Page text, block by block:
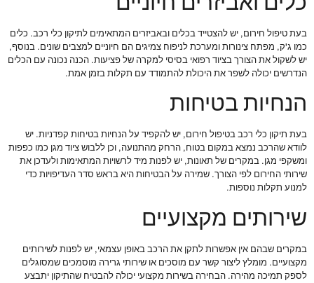
בעת טיפול חירום, יש להצטייד בכלים ובאביזרים המתאימים לתיקון כלי רכב. כלים
כמו ג'ק, מפתח צינורות ומערכת לניפוח צמיגים הם חיוניים למצבים שונים. בנוסף,
יש לשקול את הצורך בציוד רפואי בסיסי למקרה של פציעות. הכנה נכונה עם הכלים
הנדרשים יכולה לשפר את היכולת להתמודד עם תקלות בזמן אמת.
הנחיות בטיחות
בעת תיקון כלי רכב בטיפול חירום, יש להקפיד על הנחיות בטיחות קפדניות. יש
לוודא שהרכב נמצא במקום בטוח, הרחק מהתנועה, וכן ללבוש ציוד מגן כמו כפפות
ומשקפי מגן. במקרים של תאונות, יש לפנות מיד לרשויות המתאימות ולעדכן את
שירותי החירום לפי הצורך. שמירה על הבטיחות היא בראש סדר העדיפויות כדי
למנוע תקלות נוספות.
שירותים מקצועיים
במקרים שבהם אין אפשרות לתקן את הרכב באופן עצמאי, יש לפנות לשירותים
מקצועיים. מומלץ ליצור קשר עם מוסכים או שירותי גרירה מוסמכים שמסוגלים
לספק תמיכה מהירה. הבחירה בשירות מקצועי יכולה להבטיח שהתיקון יתבצע